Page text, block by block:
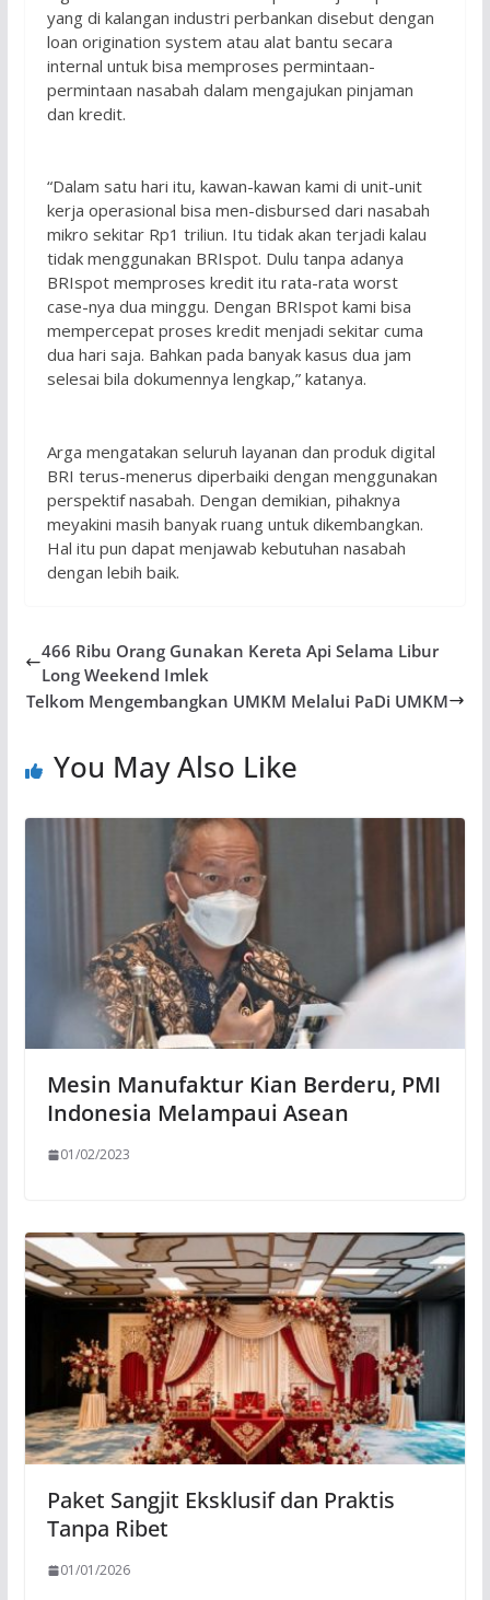
yang di kalangan industri perbankan disebut dengan
loan origination system atau alat bantu secara
internal untuk bisa memproses permintaan-
permintaan nasabah dalam mengajukan pinjaman
dan kredit.
“Dalam satu hari itu, kawan-kawan kami di unit-unit
kerja operasional bisa men-disbursed dari nasabah
mikro sekitar Rp1 triliun. Itu tidak akan terjadi kalau
tidak menggunakan BRIspot. Dulu tanpa adanya
BRIspot memproses kredit itu rata-rata worst
case-nya dua minggu. Dengan BRIspot kami bisa
mempercepat proses kredit menjadi sekitar cuma
dua hari saja. Bahkan pada banyak kasus dua jam
selesai bila dokumennya lengkap,” katanya.
Arga mengatakan seluruh layanan dan produk digital
BRI terus-menerus diperbaiki dengan menggunakan
perspektif nasabah. Dengan demikian, pihaknya
meyakini masih banyak ruang untuk dikembangkan.
Hal itu pun dapat menjawab kebutuhan nasabah
dengan lebih baik.
466 Ribu Orang Gunakan Kereta Api Selama Libur
Long Weekend Imlek
Telkom Mengembangkan UMKM Melalui PaDi UMKM
You May Also Like
Mesin Manufaktur Kian Berderu, PMI
Indonesia Melampaui Asean
01/02/2023
Paket Sangjit Eksklusif dan Praktis
Tanpa Ribet
01/01/2026